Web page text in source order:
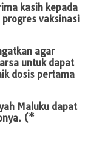
kasih kepada
vaksinasi
agar
untuk dapat
dosis pertama
Maluku dapat
(*